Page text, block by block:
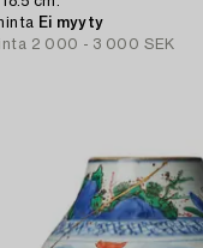
Ei myyty
2 000 - 3 000 SEK